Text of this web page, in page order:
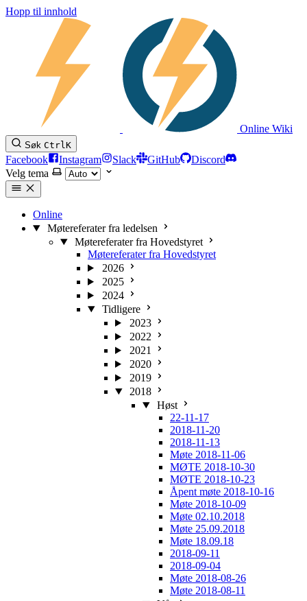
Hopp til innhold
Online Wiki
Søk CtrlK
Facebook Instagram Slack GitHub
Discord
Velg tema
Online
Møtereferater fra ledelsen
Møtereferater fra Hovedstyret
Møtereferater fra Hovedstyret
2026
2025
2024
Tidligere
2023
2022
2021
2020
2019
2018
Høst
22-11-17
2018-11-20
2018-11-13
Møte 2018-11-06
MØTE 2018-10-30
MØTE 2018-10-23
Åpent møte 2018-10-16
Møte 2018-10-09
Møte 02.10.2018
Møte 25.09.2018
Møte 18.09.18
2018-09-11
2018-09-04
Møte 2018-08-26
Møte 2018-08-11